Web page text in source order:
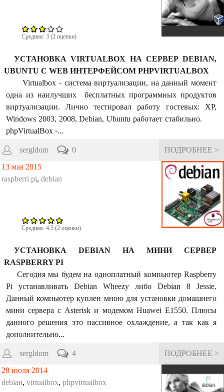
Средняя: 3 (2 оценки)
УСТАНОВКА VIRTUALBOX НА СЕРВЕР DEBIAN,
UBUNTU С WEB ИНТЕРФЕЙСОМ PHPVIRTUALBOX
Virtualbox - система виртуализации, на данный момент
одна из наилучших бесплатных программных продуктов
виртуализации. Лично тестировал работу гостевых: XP,
Windows 2003, 2008, Debian, Ubuntu работает стабильно.
phpVirtualBox -...
sergldom ПОДРОБНЕЕ >
0
13 мая 2015
raspberri pi, debian
Средняя: 4.5 (2 оценки)
УСТАНОВКА DEBIAN НА МИНИ СЕРВЕР
RASPBERRY PI
Сегодня мы будем на одноплатный компьютер Raspberry
Pi устанавливать Debian Wheezy либо Debian 8 Jessie.
Данный компьютер куплен мною для установки домашнего
мини сервера с Asterisk и модемом Huawei E1550. Плюсы
данного решения это пассивное охлаждение, а так как я
дополнительно...
sergldom ПОДРОБНЕЕ >
4
28 июля 2014
debian, virtualbox, phpvirtualbox